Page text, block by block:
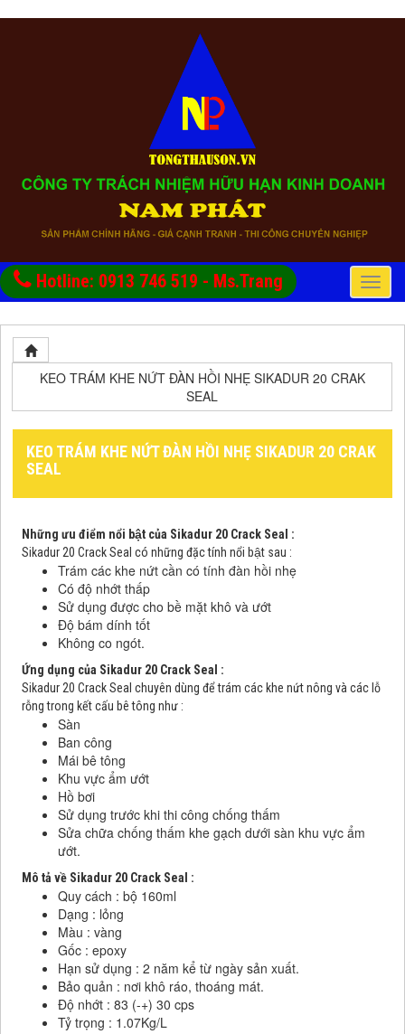
Hotline: 0913 746 519 - Ms.Trang
Toggle
KEO TRÁM KHE NỨT ĐÀN HỒI NHẸ SIKADUR 20 CRAK
SEAL
KEO TRÁM KHE NỨT ĐÀN HỒI NHẸ SIKADUR 20 CRAK
SEAL
Những ưu điểm nổi bật của Sikadur 20 Crack Seal :
Sikadur 20 Crack Seal có những đặc tính nổi bật sau :
Trám các khe nứt cần có tính đàn hồi nhẹ
Có độ nhớt thấp
Sử dụng được cho bề mặt khô và ướt
Độ bám dính tốt
Không co ngót.
Ứng dụng của Sikadur 20 Crack Seal :
Sikadur 20 Crack Seal chuyên dùng để trám các khe nứt nông và các lỗ
rỗng trong kết cấu bê tông như :
Sàn
Ban công
Mái bê tông
Khu vực ẩm ướt
Hồ bơi
Sử dụng trước khi thi công chống thấm
Sửa chữa chống thấm khe gạch dưới sàn khu vực ẩm
ướt.
Mô tả về Sikadur 20 Crack Seal :
Quy cách : bộ 160ml
Dạng : lỏng
Màu : vàng
Gốc : epoxy
Hạn sử dụng : 2 năm kể từ ngày sản xuất.
Bảo quản : nơi khô ráo, thoáng mát.
Độ nhớt : 83 (-+) 30 cps
Tỷ trọng : 1.07Kg/L